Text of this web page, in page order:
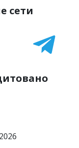
сети
2026